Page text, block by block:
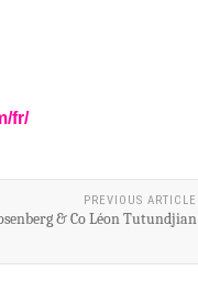
fr/
PREVIOUS ARTICLE
& Co Léon Tutundjian